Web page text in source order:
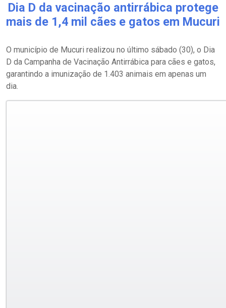
Dia D da vacinação antirrábica protege
mais de 1,4 mil cães e gatos em Mucuri
O município de Mucuri realizou no último sábado (30), o Dia
D da Campanha de Vacinação Antirrábica para cães e gatos,
garantindo a imunização de 1.403 animais em apenas um
dia.